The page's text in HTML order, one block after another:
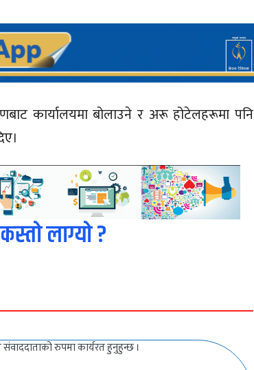
कार्यालयमा बोलाउने र अरू होटेलहरूमा पनि
लाग्यो ?
रुपमा कार्यरत हुनुहुन्छ ।